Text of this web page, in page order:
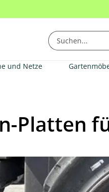
und Netze
Platten